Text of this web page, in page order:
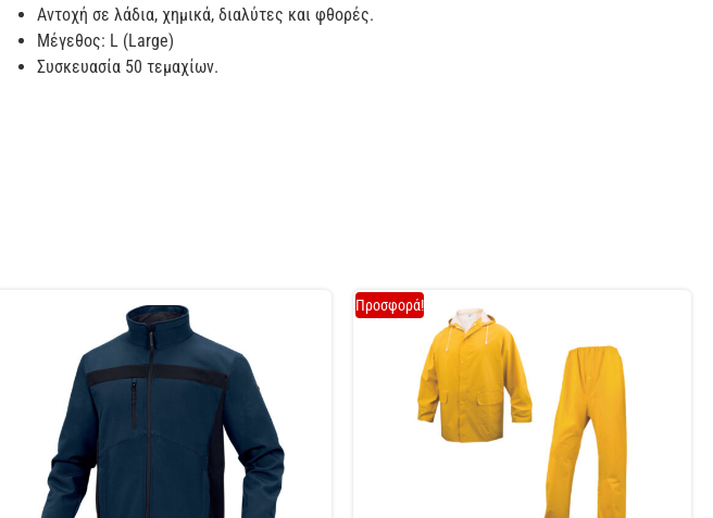
Αντοχή σε λάδια, χημικά, διαλύτες και φθορές.
Μέγεθος: L (Large)
Συσκευασία 50 τεμαχίων.
Προσφορά!